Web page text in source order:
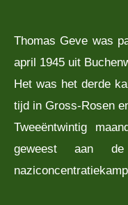
Thomas Geve was
april 1945 uit
Het was het derde
tijd in Gross-Rosen
Tweeëntwintig
geweest aan